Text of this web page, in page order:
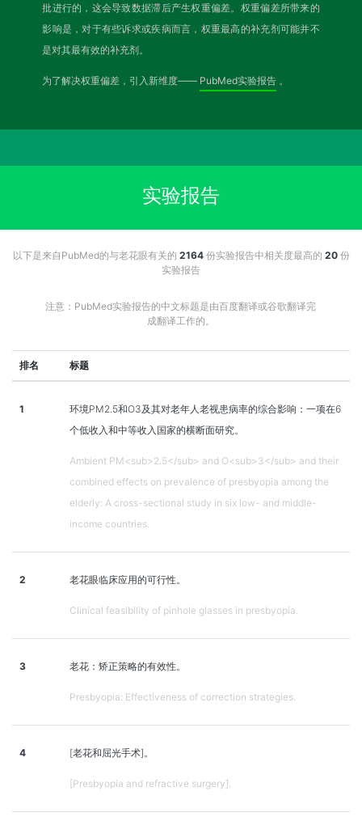
批进行的，这会导致数据滞后产生权重偏差。权重偏差所带来的
影响是，对于有些诉求或疾病而言，权重最高的补充剂可能并不
是对其最有效的补充剂。
为了解决权重偏差，引入新维度—— PubMed实验报告 。
实验报告
以下是来自PubMed的与老花眼有关的 2164份实验报告中相关度最高的 20份
实验报告
注意：PubMed实验报告的中文标题是由百度翻译或谷歌翻译完
成翻译工作的。
排名 标题
1
环境PM2.5和O3及其对老年人老视患病率的综合影响：一项在6
个低收入和中等收入国家的横断面研究。
Ambient PM<sub>2.5</sub> and O<sub>3</sub> and their
combined effects on prevalence of presbyopia among the
elderly: A cross-sectional study in six low- and middle-
income countries.
2 老花眼临床应用的可行性。
Clinical feasibility of pinhole glasses in presbyopia.
3 老花：矫正策略的有效性。
Presbyopia: Effectiveness of correction strategies.
4 [老花和屈光手术]。
[Presbyopia and refractive surgery].